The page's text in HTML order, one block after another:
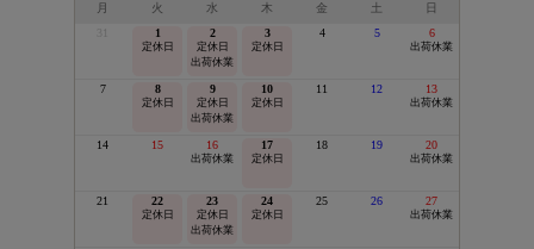
月 火 水 木 金 土
日
31
1
定休日
2
定休日
出荷休業
3
定休日
4 5 6
出荷休業
7 8
定休日
9
定休日
出荷休業
10
定休日
11 12 13
出荷休業
14 15 16
出荷休業
17
定休日
18 19 20
出荷休業
21 22
定休日
23
定休日
出荷休業
24
定休日
25 26 27
出荷休業